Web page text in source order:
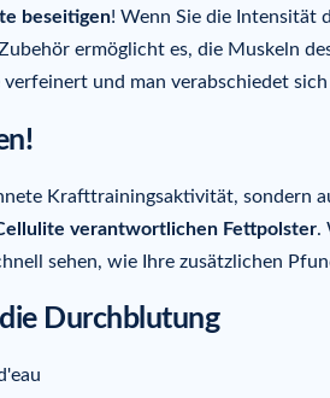
beseitigen! Wenn Sie die Intensität
ermöglicht es, die Muskeln
und man verabschiedet
Krafttrainingsaktivität, sondern
verantwortlichen Fettpolster.
sehen, wie Ihre zusätzlichen
Durchblutung